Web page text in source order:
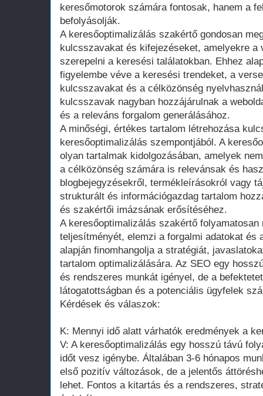
keresőmotorok számára fontosak, hanem a
befolyásolják.
A keresőoptimalizálás szakértő gondosan
kulcsszavakat és kifejezéseket, amelyekre a
szerepelni a keresési találatokban. Ehhez
figyelembe véve a keresési trendeket, a
kulcsszavakat és a célközönség
kulcsszavak nagyban hozzájárulnak a
és a releváns forgalom generálásához.
A minőségi, értékes tartalom létrehozása
keresőoptimalizálás szempontjából. A
olyan tartalmak kidolgozásában, amelyek
a célközönség számára is relevánsak és
blogbejegyzésekről, termékleírásokról vagy
strukturált és információgazdag tartalom
és szakértői imázsának erősítéséhez.
A keresőoptimalizálás szakértő folyamatosan
teljesítményét, elemzi a forgalmi adatokat és
alapján finomhangolja a stratégiát,
tartalom optimalizálására. Az SEO egy
és rendszeres munkát igényel, de a
látogatottságban és a potenciális ügyfelek
Kérdések és válaszok:
K: Mennyi idő alatt várhatók eredmények a
V: A keresőoptimalizálás egy hosszú távú
időt vesz igénybe. Általában 3-6 hónapos
első pozitív változások, de a jelentős
lehet. Fontos a kitartás és a rendszeres,